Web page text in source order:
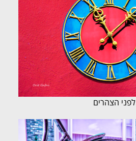
לפני הצהרים